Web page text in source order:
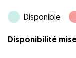
Disponible
Disponibilité